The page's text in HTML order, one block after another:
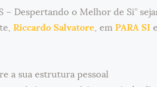
– Despertando o Melhor de Si”
Riccardo Salvatore, em PARA SI
a sua estrutura pessoal